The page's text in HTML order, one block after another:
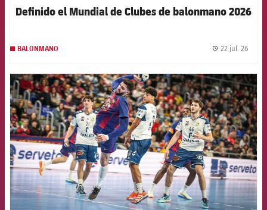
Definido el Mundial de Clubes de balonmano 2026
BALONMANO 22 jul. 26
FCB Barcelona badge